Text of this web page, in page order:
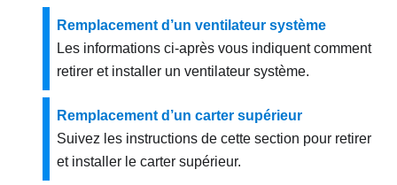
Remplacement d’un ventilateur système
Les informations ci-après vous indiquent comment
retirer et installer un ventilateur système.
Remplacement d’un carter supérieur
Suivez les instructions de cette section pour retirer
et installer le carter supérieur.